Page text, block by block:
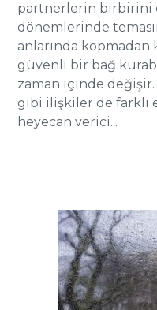
partnerlerin birbirini
dönemlerinde
anlarında
güvenli bir bağ
zaman içinde
gibi ilişkiler de farklı
heyecan verici...